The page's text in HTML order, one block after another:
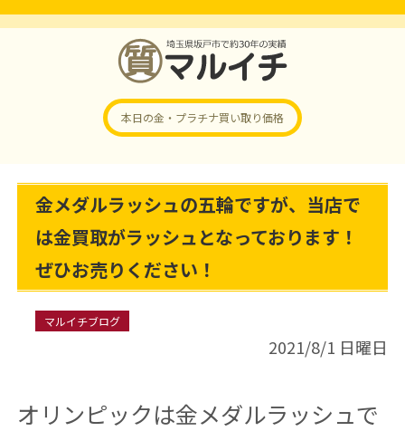
本日の金・プラチナ買い取り価格
金メダルラッシュの五輪ですが、当店で
は金買取がラッシュとなっております！
ぜひお売りください！
マルイチブログ
2021/8/1 日曜日
オリンピックは金メダルラッシュで